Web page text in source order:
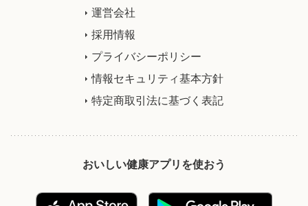
運営会社
採用情報
プライバシーポリシー
情報セキュリティ基本方針
特定商取引法に基づく表記
おいしい健康アプリを使おう